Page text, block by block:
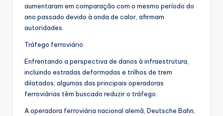
aumentaram em comparação com o mesmo período do
ano passado devido à onda de calor, afirmam
autoridades.
Tráfego ferroviário
Enfrentando a perspectiva de danos à infraestrutura,
incluindo estradas deformadas e trilhos de trem
dilatados, algumas das principais operadoras
ferroviárias têm buscado reduzir o tráfego.
A operadora ferroviária nacional alemã, Deutsche Bahn,